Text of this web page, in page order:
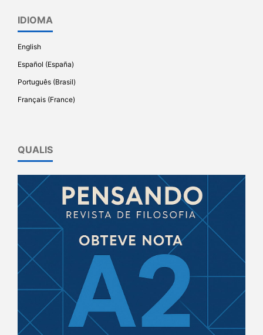
IDIOMA
English
Español (España)
Português (Brasil)
Français (France)
QUALIS